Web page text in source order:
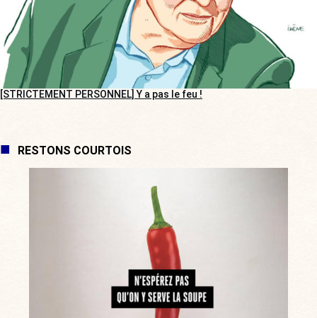
[STRICTEMENT PERSONNEL] Y a pas le feu !
RESTONS COURTOIS